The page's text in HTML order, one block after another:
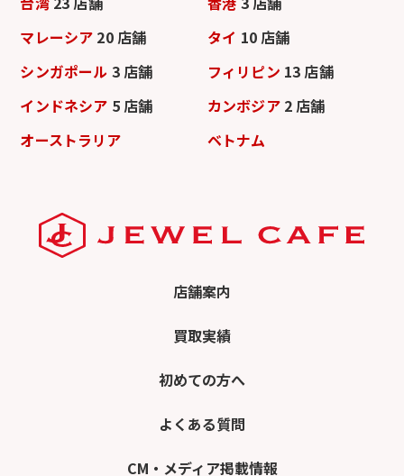
マレーシア 20 店舗 タイ 10 店舗
シンガポール 3 店舗 フィリピン 13 店舗
インドネシア 5 店舗 カンボジア 2 店舗
オーストラリア
ベトナム
店舗案内
買取実績
初めての方へ
よくある質問
CM・メディア掲載情報